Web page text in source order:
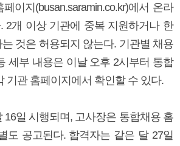
이지(busan.saramin.co.kr)에서 온라
2개 이상 기관에 중복 지원하거나 한
것은 허용되지 않는다. 기관별 채용
세부 내용은 이날 오후 2시부터 통합
기관 홈페이지에서 확인할 수 있다.
16일 시행되며, 고사장은 통합채용 홈
도 공고된다. 합격자는 같은 달 27일